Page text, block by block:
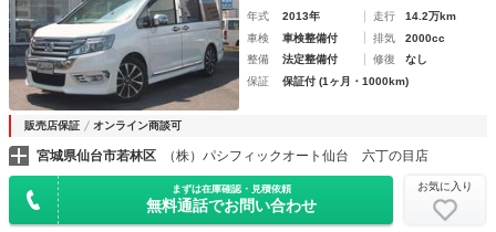
禁煙車
年式 2013年 走行
14.2万km
車検
車検整備付 排気
2000cc
整備
法定整備付 修復
なし
保証
保証付 (1ヶ月・1000km)
販売店保証 オンライン商談可
宮城県仙台市若林区 （株）パシフィックオート仙台 六丁の目店
まずは在庫確認・見積依頼
無料通話でお問い合わせ
お気に入り